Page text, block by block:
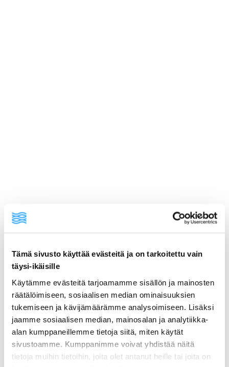
Tämä sivusto käyttää evästeitä ja on tarkoitettu vain
täysi-ikäisille
Käytämme evästeitä tarjoamamme sisällön ja mainosten
räätälöimiseen, sosiaalisen median ominaisuuksien
tukemiseen ja kävijämäärämme analysoimiseen. Lisäksi
jaamme sosiaalisen median, mainosalan ja analytiikka-
alan kumppaneillemme tietoja siitä, miten käytät
sivustoamme. Kumppanimme voivat yhdistää näitä
tietoja muihin tietoihin, joita olet antanut heille tai joita on
ainekset
valmistusohje
lisätietoja